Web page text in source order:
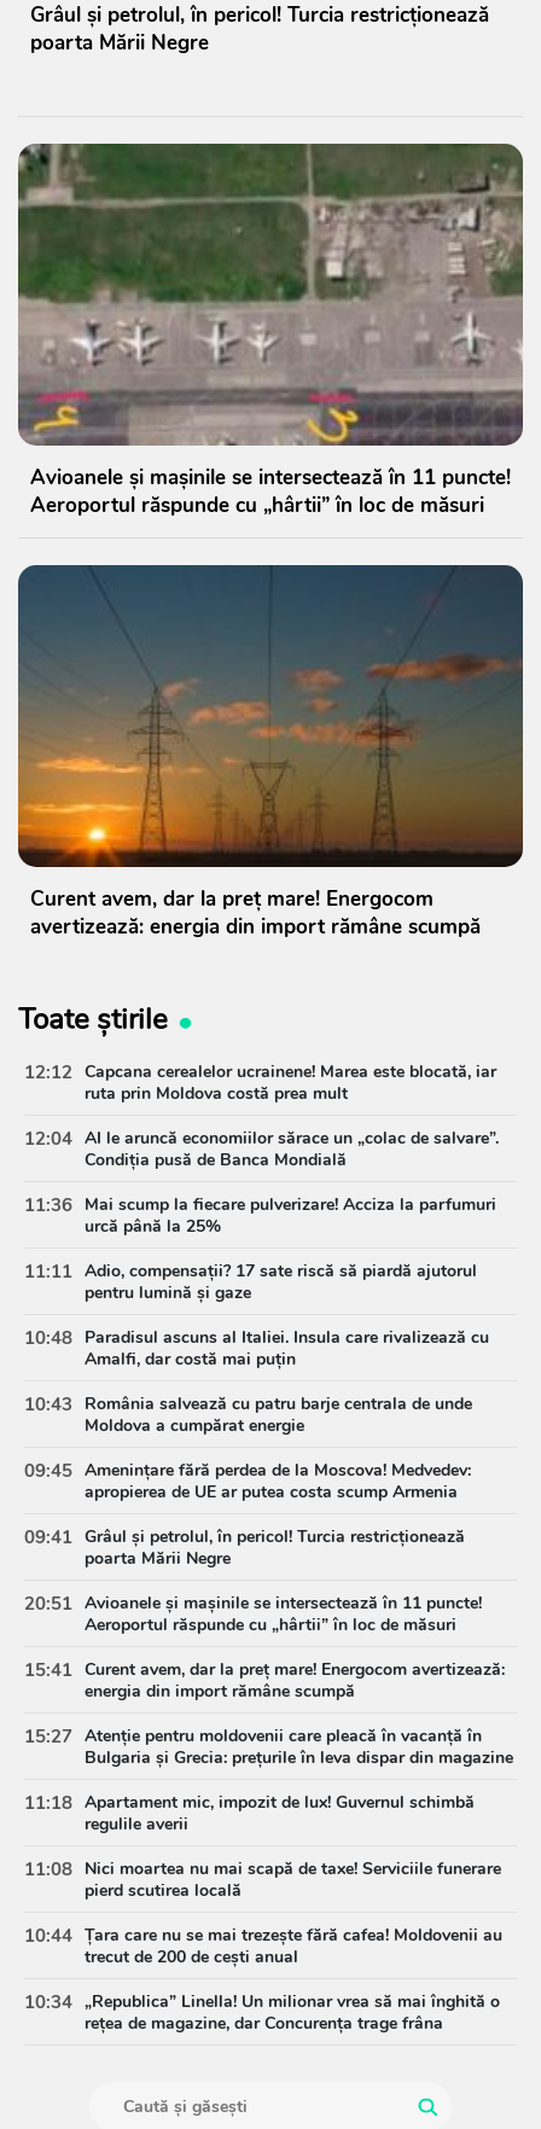
Grâul și petrolul, în pericol! Turcia restricționează
poarta Mării Negre
Avioanele și mașinile se intersectează în 11 puncte!
Aeroportul răspunde cu „hârtii” în loc de măsuri
Curent avem, dar la preț mare! Energocom
avertizează: energia din import rămâne scumpă
Toate știrile
12:12 Capcana cerealelor ucrainene! Marea este blocată, iar
ruta prin Moldova costă prea mult
12:04 AI le aruncă economiilor sărace un „colac de salvare”.
Condiția pusă de Banca Mondială
11:36 Mai scump la fiecare pulverizare! Acciza la parfumuri
urcă până la 25%
11:11 Adio, compensații? 17 sate riscă să piardă ajutorul
pentru lumină și gaze
10:48 Paradisul ascuns al Italiei. Insula care rivalizează cu
Amalfi, dar costă mai puțin
10:43
România salvează cu patru barje centrala de unde
Moldova a cumpărat energie
09:45 Amenințare fără perdea de la Moscova! Medvedev:
apropierea de UE ar putea costa scump Armenia
09:41 Grâul și petrolul, în pericol! Turcia restricționează
poarta Mării Negre
20:51 Avioanele și mașinile se intersectează în 11 puncte!
Aeroportul răspunde cu „hârtii” în loc de măsuri
15:41 Curent avem, dar la preț mare! Energocom avertizează:
energia din import rămâne scumpă
15:27 Atenție pentru moldovenii care pleacă în vacanță în
Bulgaria și Grecia: prețurile în leva dispar din magazine
11:18 Apartament mic, impozit de lux! Guvernul schimbă
regulile averii
11:08 Nici moartea nu mai scapă de taxe! Serviciile funerare
pierd scutirea locală
10:44 Țara care nu se mai trezește fără cafea! Moldovenii au
trecut de 200 de cești anual
10:34 „Republica” Linella! Un milionar vrea să mai înghită o
rețea de magazine, dar Concurența trage frâna